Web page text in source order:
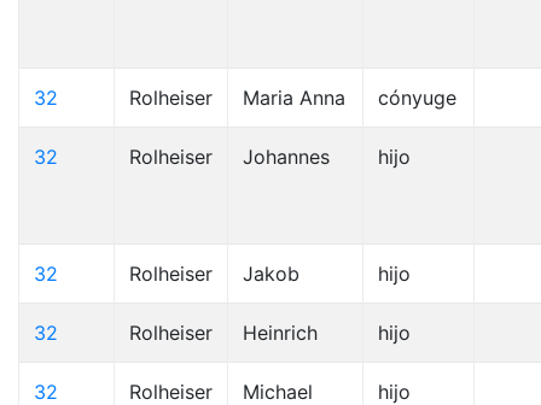
32 Rolheiser Maria Anna cónyuge
32 Rolheiser Johannes hijo
32 Rolheiser Jakob hijo
32 Rolheiser Heinrich hijo
32 Rolheiser Michael hijo